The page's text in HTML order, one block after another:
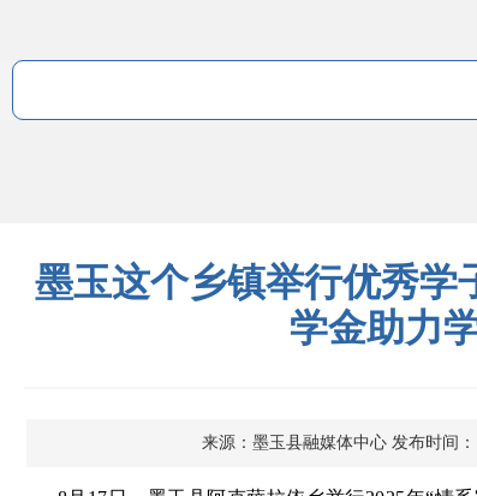
墨玉这个乡镇举行优秀学
学金助力
来源：墨玉县融媒体中心 发布时间：